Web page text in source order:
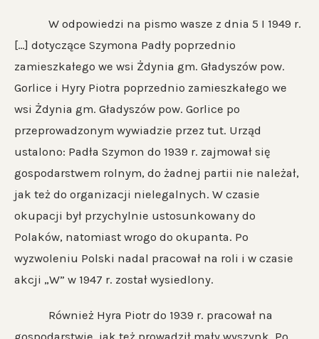
W odpowiedzi na pismo wasze z dnia 5 I 1949 r.
[…] dotyczące Szymona Padły poprzednio
zamieszkałego we wsi Żdynia gm. Gładyszów pow.
Gorlice i Hyry Piotra poprzednio zamieszkałego we
wsi Żdynia gm. Gładyszów pow. Gorlice po
przeprowadzonym wywiadzie przez tut. Urząd
ustalono: Padła Szymon do 1939 r. zajmował się
gospodarstwem rolnym, do żadnej partii nie należał,
jak też do organizacji nielegalnych. W czasie
okupacji był przychylnie ustosunkowany do
Polaków, natomiast wrogo do okupanta. Po
wyzwoleniu Polski nadal pracował na roli i w czasie
akcji „W” w 1947 r. został wysiedlony.
Również Hyra Piotr do 1939 r. pracował na